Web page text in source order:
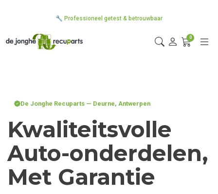
🔧 Professioneel getest & betrouwbaar
0
De Jonghe Recuparts — Deurne, Antwerpen
Kwaliteitsvolle
Auto-onderdelen,
Met Garantie